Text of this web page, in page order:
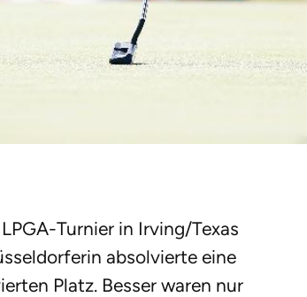
Turnier in Irving/Texas
absolvierte eine
Platz. Besser waren nur